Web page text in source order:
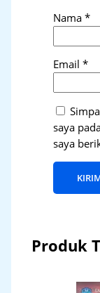
Nama*
Email*
saya
saya
Produk